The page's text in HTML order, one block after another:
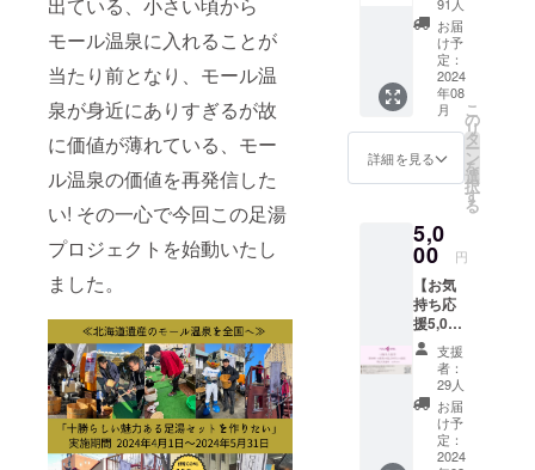
モール温泉に入れることが
当たり前となり、モール温
泉が身近にありすぎるが故
に価値が薄れている、モー
ル温泉の価値を再発信した
い! その一心で今回この足湯
プロジェクトを始動いたし
ました。
容） ・
お礼
メッ
セージ
（ご支
援のお
礼メッ
セージ
を送ら
せてい
ま
す。）
・移動
式天然
モール
足湯
ロゴ
オリジ
ナルス
テッ
カー ・
ふく井
ホテル
お届
け予
定：
2024
年08
月
詳細を見る
こ
の
リ
タ
ー
ン
を
選
択
す
る
5,0
00 円
【お気
持ち応
援5,000
円コー
ス】
（内
容） ・
お礼
メッ
セージ
支援
者：
29人
お届
け予
定：
2024